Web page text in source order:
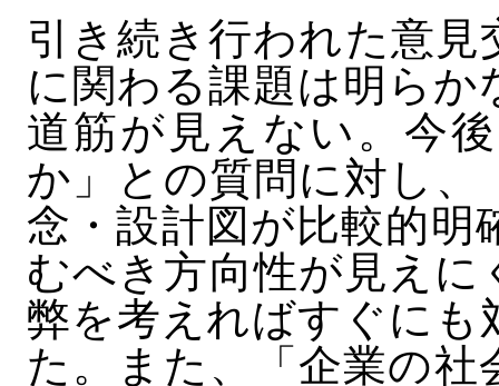
引き続き行われた意
に関わる課題は明ら
道筋が見えない。今
か」との質問に対し、
念・設計図が比較的明
むべき方向性が見え
弊を考えればすぐにも
た。また、「企業の